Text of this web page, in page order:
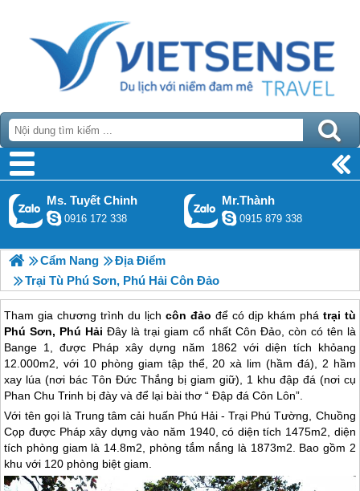
Ms. Tuyết Chinh
0916 172 338
Mr.Thành
0915 879 338
Cẩm Nang
Địa Điểm
Trại Tù Phú Sơn, Phú Hải Côn Đảo
Tham gia chương trìnhdu lịchcôn đảo để có dịp khám phátrại tù
Phú Sơn, Phú Hải Đây là trại giam cổ nhất Côn Đảo, còn có tên là
Bange 1, được Pháp xây dựng năm 1862 với diện tích khỏang
12.000m2, với 10 phòng giam tập thể, 20 xà lim (hầm đá), 2 hầm
xay lúa (nơi bác Tôn Đức Thắng bị giam giữ), 1 khu đập đá (nơi cụ
Phan Chu Trinh bị đày và để lại bài thơ “ Đập đá Côn Lôn”.
Với tên gọi là Trung tâm cải huấn Phú Hải - Trại Phú Tường, Chuồng
Cọp được Pháp xây dựng vào năm 1940, có diện tích 1475m2, diện
tích phòng giam là 14.8m2, phòng tắm nắng là 1873m2. Bao gồm 2
khu với 120 phòng biệt giam.